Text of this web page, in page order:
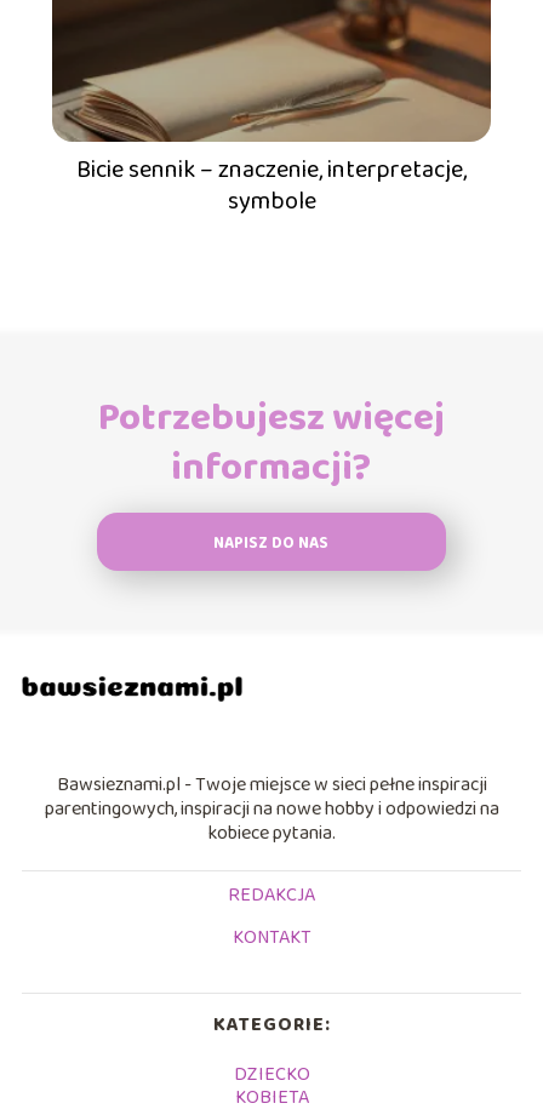
Bicie sennik – znaczenie, interpretacje,
symbole
Potrzebujesz więcej
informacji?
NAPISZ DO NAS
Bawsieznami.pl - Twoje miejsce w sieci pełne inspiracji
parentingowych, inspiracji na nowe hobby i odpowiedzi na
kobiece pytania.
REDAKCJA
KONTAKT
KATEGORIE:
DZIECKO
KOBIETA